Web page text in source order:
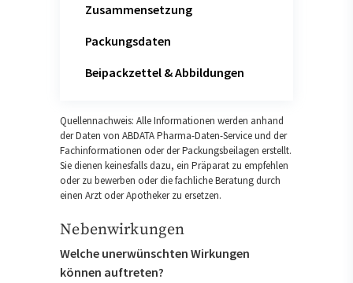
Zusammensetzung
Packungsdaten
Beipackzettel & Abbildungen
Quellennachweis: Alle Informationen werden anhand
der Daten von ABDATA Pharma-Daten-Service und der
Fachinformationen oder der Packungsbeilagen erstellt.
Sie dienen keinesfalls dazu, ein Präparat zu empfehlen
oder zu bewerben oder die fachliche Beratung durch
einen Arzt oder Apotheker zu ersetzen.
Nebenwirkungen
Welche unerwünschten Wirkungen
können auftreten?